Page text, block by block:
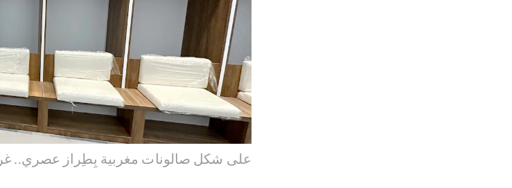
على شكل صالونات مغربية بِطِراز عصري..